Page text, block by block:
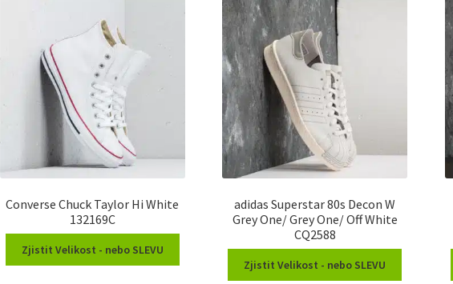
Converse Chuck Taylor Hi White
132169C
Zjistit Velikost - nebo SLEVU
adidas Superstar 80s Decon W
Grey One/ Grey One/ Off White
CQ2588
Zjistit Velikost - nebo SLEVU